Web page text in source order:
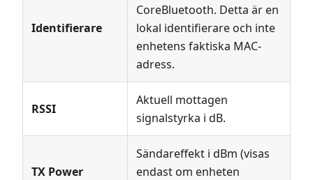
Identifierare
CoreBluetooth. Detta är en
lokal identifierare och inte
enhetens faktiska MAC-
adress.
RSSI
Aktuell mottagen
signalstyrka i dB.
TX Power
Sändareffekt i dBm (visas
endast om enheten